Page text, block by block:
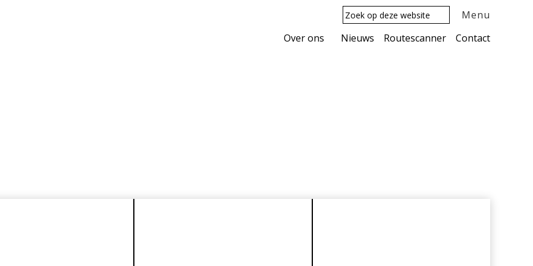
Menu
Zoek
op
website
Over ons Nieuws Routescanner Contact